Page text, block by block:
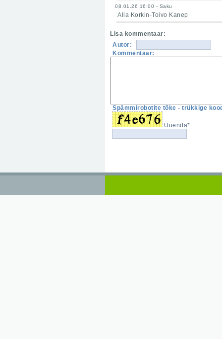
08.01.26 16:00 - Saku
Alla Korkin-Toivo Kanep
Lisa kommentaar:
Autor:
Kommentaar:
Spämmirobotite tõke - trükkige
Uuenda*